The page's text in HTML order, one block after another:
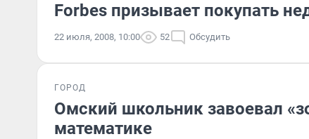
Forbes призывает покупать
22 июля, 2008, 10:00 52 Обсудить
ГОРОД
Омский школьник завоевал
математике